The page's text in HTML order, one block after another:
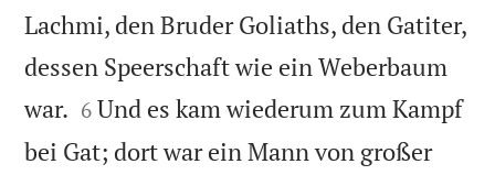
Lachmi, den Bruder Goliaths, den Gatiter,
dessen Speerschaft wie ein Weberbaum
war. 

6 Und es kam wiederum zum Kampf
bei Gat; dort war ein Mann von großer